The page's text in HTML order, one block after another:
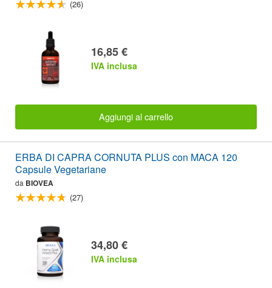
(26)
16,85 €
IVA inclusa
Aggiungi al carrello
ERBA DI CAPRA CORNUTA PLUS con MACA 120
Capsule Vegetariane
da BIOVEA
(27)
34,80 €
IVA inclusa